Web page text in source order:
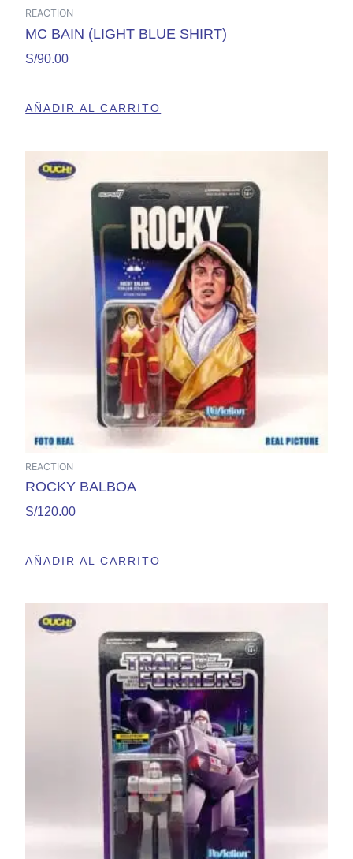
REACTION
MC BAIN (LIGHT BLUE SHIRT)
S/90.00
AÑADIR AL CARRITO
REACTION
ROCKY BALBOA
S/120.00
AÑADIR AL CARRITO